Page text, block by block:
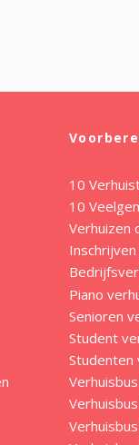
10
10
Verhuizen
Piano
Senioren
Student
Studenten